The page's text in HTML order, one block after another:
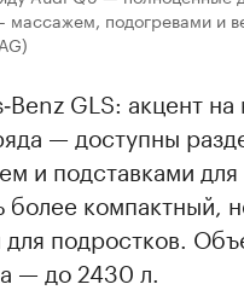
подогревами и
GLS: акцент
— доступны
и подставками для
более компактный,
для подростков.
— до 2430 л.